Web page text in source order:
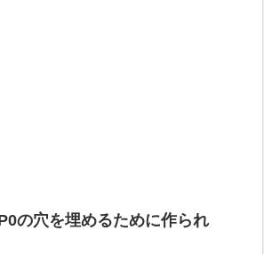
の穴を埋めるために作られ